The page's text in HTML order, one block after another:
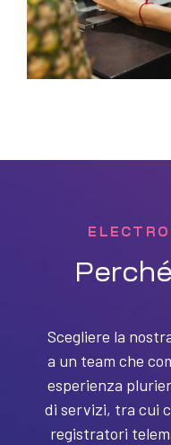
Scegliere la
a un team che
esperienza
di servizi, tra cui
registratori